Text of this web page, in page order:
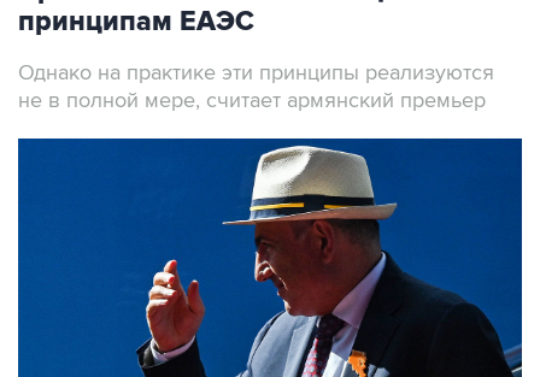
принципам ЕАЭС
Однако на практике эти принципы реализуются
не в полной мере, считает армянский премьер